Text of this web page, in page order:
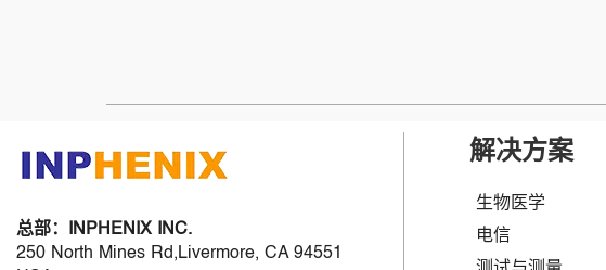
总部：
INPHENIX INC.
250 North Mines Rd,Livermore, CA 94551
解决方案
生物医学
电信